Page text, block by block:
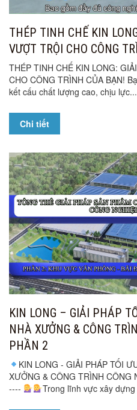
THÉP TINH CHẾ KIN
VƯỢT TRỘI CHO CÔNG
THÉP TINH CHẾ KIN LONG:
CHO CÔNG TRÌNH CỦA BẠN!
kết cấu chất lượng cao, chịu lực...
Chi tiết
KIN LONG – GIẢI PHÁP
NHÀ XƯỞNG & CÔNG
PHẦN 2
KIN LONG - GIẢI PHÁP TỐI
XƯỞNG & CÔNG TRÌNH CÔNG
----
Trong lĩnh vực xây